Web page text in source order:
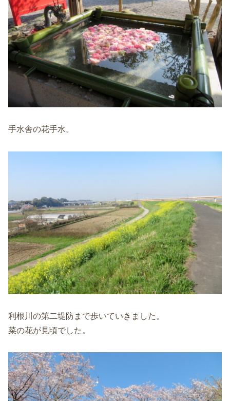
手水舎の花手水。
利根川の第二堤防まで歩いていきました。
菜の花が見頃でした。